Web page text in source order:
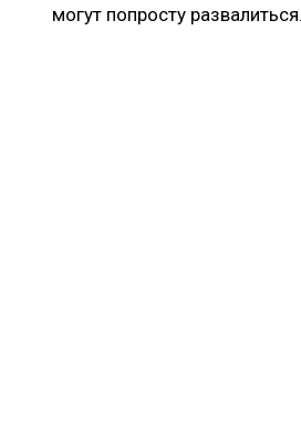
могут попросту развалиться.